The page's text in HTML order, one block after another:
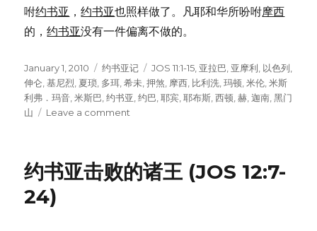
咐约书亚 ，约书亚也照样做了。凡耶和华所吩咐摩西
的，约书亚没有一件偏离不做的。
Posted
on
January 1, 2010 Categories
约书亚记 Tags
JOS 11:1-15 亚拉巴 亚摩利 以色列
伸仑 ,基尼烈 夏琐 多珥 ,希未 ,押煞 摩西 比利洗 ,玛顿 ,米伦 ,米斯
利弗．玛音 ,米斯巴 ,约书亚 ,约巴 ,耶宾 ,耶布斯 ,西顿 ,赫 ,迦南 ,黑门
山
Leave a comment
王
约书亚击败的诸王 (JOS 12:7-
24)